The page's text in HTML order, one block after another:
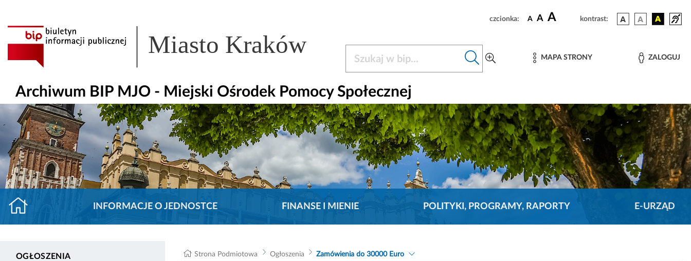
czcionka: A A A kontrast:
Miasto Kraków MAPA STRONY ZALOGUJ
Archiwum BIP MJO - Miejski Ośrodek Pomocy Społecznej
INFORMACJE O JEDNOSTCE FINANSE I MIENIE POLITYKI, PROGRAMY, RAPORTY E-URZĄD
OGŁOSZENIA Strona Podmiotowa Ogłoszenia Zamówienia do 30000 Euro